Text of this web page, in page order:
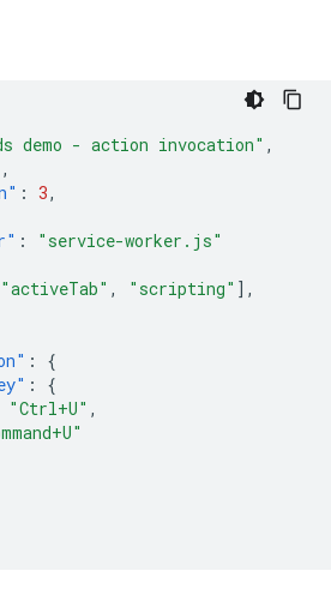
demo - action invocation" ,
,
: 3,
:
"service-worker.js"
"activeTab" , "scripting" ],
:
{
:
{
"Ctrl+U" ,